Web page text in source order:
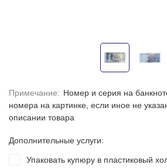
Примечание: Номер и серия на
номера на картинке, если иное не
описании товара
Дополнительные услуги:
Упаковать купюру в пластиковый